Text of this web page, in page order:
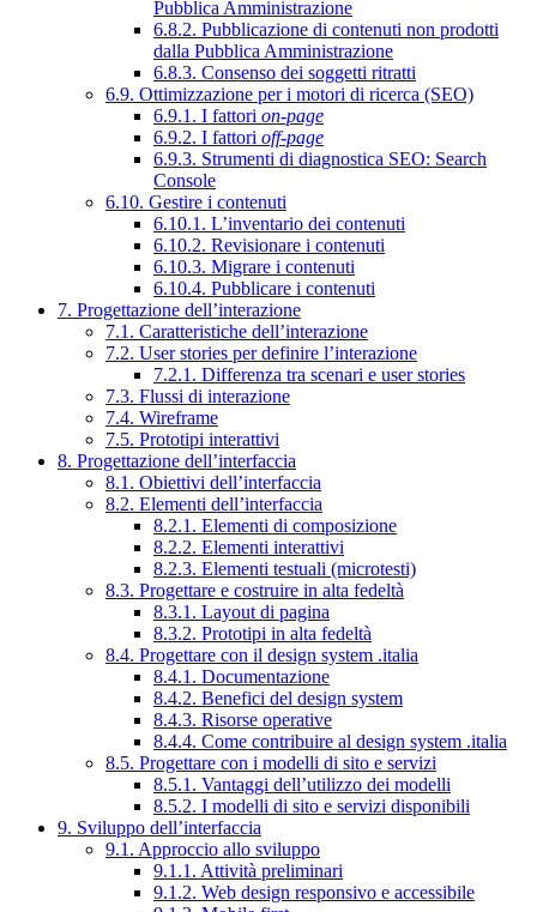
Pubblica Amministrazione
6.8.2. Pubblicazione di contenuti non prodotti
dalla Pubblica Amministrazione
6.8.3. Consenso dei soggetti ritratti
6.9. Ottimizzazione per i motori di ricerca (SEO)
6.9.1. I fattori on-page
6.9.2. I fattori off-page
6.9.3. Strumenti di diagnostica SEO: Search
Console
6.10. Gestire i contenuti
6.10.1. L’inventario dei contenuti
6.10.2. Revisionare i contenuti
6.10.3. Migrare i contenuti
6.10.4. Pubblicare i contenuti
7. Progettazione dell’interazione
7.1. Caratteristiche dell’interazione
7.2. User stories per definire l’interazione
7.2.1. Differenza tra scenari e user stories
7.3. Flussi di interazione
7.4. Wireframe
7.5. Prototipi interattivi
8. Progettazione dell’interfaccia
8.1. Obiettivi dell’interfaccia
8.2. Elementi dell’interfaccia
8.2.1. Elementi di composizione
8.2.2. Elementi interattivi
8.2.3. Elementi testuali (microtesti)
8.3. Progettare e costruire in alta fedeltà
8.3.1. Layout di pagina
8.3.2. Prototipi in alta fedeltà
8.4. Progettare con il design system .italia
8.4.1. Documentazione
8.4.2. Benefici del design system
8.4.3. Risorse operative
8.4.4. Come contribuire al design system .italia
8.5. Progettare con i modelli di sito e servizi
8.5.1. Vantaggi dell’utilizzo dei modelli
8.5.2. I modelli di sito e servizi disponibili
9. Sviluppo dell’interfaccia
9.1. Approccio allo sviluppo
9.1.1. Attività preliminari
9.1.2. Web design responsivo e accessibile